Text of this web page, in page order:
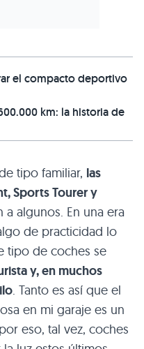
el compacto deportivo
km: la historia de
tipo familiar, las
Sports Tourer y
algunos. En una era
de practicidad lo
tipo de coches se
y, en muchos
. Tanto es así que el
en mi garaje es un
por eso, tal vez, coches